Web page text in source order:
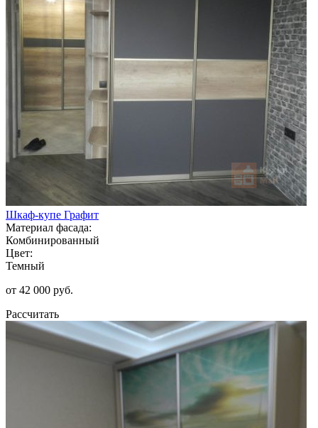
Шкаф-купе Графит
Материал фасада:
Комбинированный
Цвет:
Темный
от 42 000 руб.
Рассчитать